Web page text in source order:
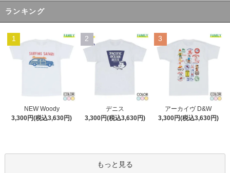
ランキング
1
NEW Woody
3,300円(税込3,630円)
2
デニス
3,300円(税込3,630円)
3
アーカイヴ D&W
3,300円(税込3,630円)
もっと見る